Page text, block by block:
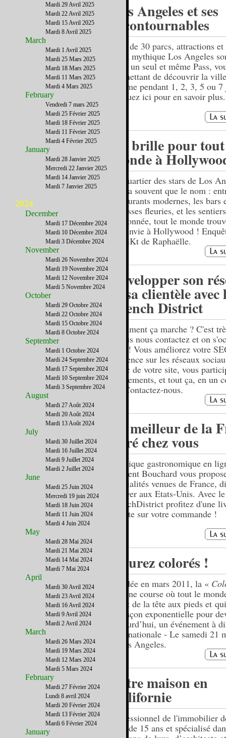
Los Angeles et ses
incontournables
Plus de 30 parcs, attractions
de la mythique Los Angeles
dans un seul et même Pass,
permettant de découvrir la
rythme pendant 1, 2, 3, 5 ou
Cliquez ici pour en savoir plus.
Ça brille pour
monde à
Le quartier des stars de Los
n'en a souvent que le nom :
restaurants modernes, les bars
terrasses fleuries, et les
randonnée, tout le monde
il a envie à Hollywood !
distriKt de Raphaëlle.
Développer son
et sa clientèle avec
French District
Comment ça marche ? C'est
: vous nous contactez et on
tout ! Vous améliorez votre
présence sur les réseaux
trafic de votre site, vous
événements, et tout ça, en un
fil. Contactez-nous.
Le meilleur de la
livré chez vous
Boutique gastronomique en
Laurent Bouchard vous
spécialités venues de France,
trouver aux Etats-Unis. Avec
FrenchDistrict profitez d'une
offerte sur votre commande !
Courez colorés !
Fondée en mars 2011, la «
est une course où tout le
peint de la tête aux pieds et
de façon exponentielle pour
aujourd’hui, un événement à
internationale - Le samedi 21
à Los Angeles.
Votre maison en
Californie
Professionnel de l'immobilier
plus de 15 ans et spécialisé
Mardi 29 Avril 2025
Mardi 22 Avril 2025
Mardi 15 Avril 2025
Mardi 8 Avril 2025
March
Mardi 1 Avril 2025
Mardi 25 Mars 2025
Mardi 18 Mars 2025
Mardi 11 Mars 2025
Mardi 4 Mars 2025
February
Vendredi 7 mars 2025
Mardi 25 Février 2025
Mardi 18 Février 2025
Mardi 11 Février 2025
Mardi 4 Février 2025
January
Mardi 28 Janvier 2025
Mercredi 22 Janvier 2025
Mardi 14 Janvier 2025
Mardi 7 Janvier 2025
2024
December
Mardi 17 Décembre 2024
Mardi 10 Décembre 2024
Mardi 3 Décembre 2024
November
Mardi 26 Novembre 2024
Mardi 19 Novembre 2024
Mardi 12 Novembre 2024
Mardi 5 Novembre 2024
October
Mardi 29 Octobre 2024
Mardi 22 Octobre 2024
Mardi 15 Octobre 2024
Mardi 8 Octobre 2024
September
Mardi 1 Octobre 2024
Mardi 24 Septembre 2024
Mardi 17 Septembre 2024
Mardi 10 Septembre 2024
Mardi 3 Septembre 2024
August
Mardi 27 Août 2024
Mardi 20 Août 2024
Mardi 13 Août 2024
July
Mardi 30 Juillet 2024
Mardi 16 Juillet 2024
Mardi 9 Juillet 2024
Mardi 2 Juillet 2024
June
Mardi 25 Juin 2024
Mercredi 19 juin 2024
Mardi 18 Juin 2024
Mardi 11 Juin 2024
Mardi 4 Juin 2024
May
Mardi 28 Mai 2024
Mardi 21 Mai 2024
Mardi 14 Mai 2024
Mardi 7 Mai 2024
April
Mardi 30 Avril 2024
Mardi 23 Avril 2024
Mardi 16 Avril 2024
Mardi 9 Avril 2024
Mardi 2 Avril 2024
March
Mardi 26 Mars 2024
Mardi 19 Mars 2024
Mardi 12 Mars 2024
Mardi 5 Mars 2024
February
Mardi 27 Février 2024
Lundi 8 avril 2024
Mardi 20 Février 2024
Mardi 13 Février 2024
Mardi 6 Février 2024
January